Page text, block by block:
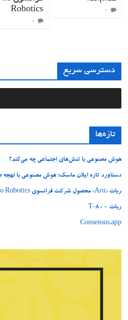
۰
Robotics
۰
دسترسی سریع
تازه‌ها
هوش مصنوعی با تنش‌های اجتماعی چه می‌کند؟
دستاورد تازه ایلان ماسک؛ هوش مصنوعی با لهجه
ربات «Aru» محصول شرکت فرانسوی Nio Robotics
ربات T‑800
Consensus.app